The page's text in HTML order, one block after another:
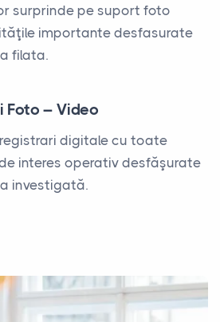
surprinde pe suport foto
importante desfasurate
filata.
Foto – Video
digitale cu toate
interes operativ desfăşurate
investigată.